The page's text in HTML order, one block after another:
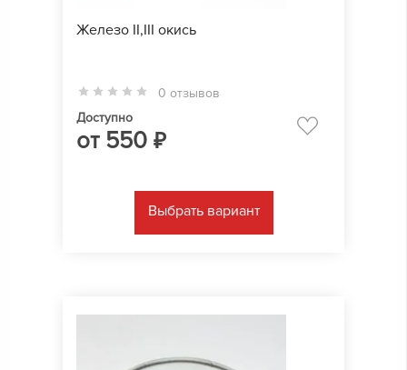
Железо II,III окись
0 отзывов
Доступно
от 550 ₽
Выбрать вариант